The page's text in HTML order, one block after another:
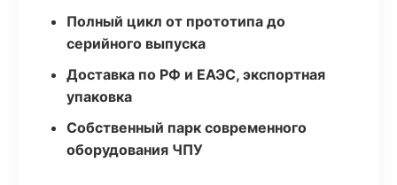
Полный цикл от прототипа до
серийного выпуска
Доставка по РФ и ЕАЭС, экспортная
упаковка
Собственный парк современного
оборудования ЧПУ